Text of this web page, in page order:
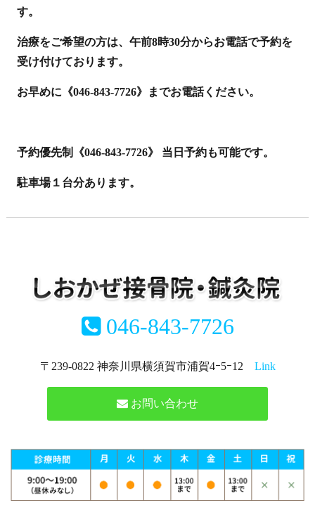
す。
治療をご希望の方は、午前8時30分からお電話で予約を
受け付けております。
お早めに《046-843-7726》までお電話ください。
予約優先制《046-843-7726》 当日予約も可能です。
駐車場１台分あります。
046-843-7726
〒239-0822 神奈川県横須賀市浦賀4ｰ5ｰ12 Link
お問い合わせ